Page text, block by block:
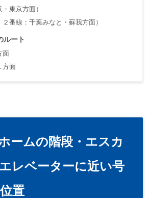
東京方面）
番線：千葉みなと・蘇我方面）
ルート
面
方面
ームの階段・エスカ
レベーターに近い号
置